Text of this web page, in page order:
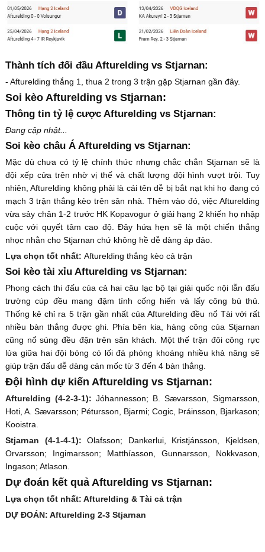
Thành tích đối đầu Afturelding vs Stjarnan:
- Afturelding thắng 1, thua 2 trong 3 trận gặp Stjarnan gần đây.
Soi kèo Afturelding vs Stjarnan:
Thông tin tỷ lệ cược Afturelding vs Stjarnan:
Đang cập nhật...
Soi kèo châu Á Afturelding vs Stjarnan:
Mặc dù chưa có tỷ lệ chính thức nhưng chắc chắn Stjarnan sẽ là
đội xếp cửa trên nhờ vị thế và chất lượng đội hình vượt trội. Tuy
nhiên, Afturelding không phải là cái tên dễ bị bắt nạt khi họ đang có
mạch 3 trận thắng kèo trên sân nhà. Thêm vào đó, việc Afturelding
vừa sảy chân 1-2 trước HK Kopavogur ở giải hạng 2 khiến họ nhập
cuộc với quyết tâm cao độ. Đây hứa hẹn sẽ là một chiến thắng
nhọc nhằn cho Stjarnan chứ không hề dễ dàng áp đảo.
Lựa chọn tốt nhất: Afturelding thắng kèo cả trận
Soi kèo tài xỉu Afturelding vs Stjarnan:
Phong cách thi đấu của cả hai câu lạc bộ tại giải quốc nội lẫn đấu
trường cúp đều mang đậm tính cống hiến và lấy công bù thủ.
Thống kê chỉ ra 5 trận gần nhất của Afturelding đều nổ Tài với rất
nhiều bàn thắng được ghi. Phía bên kia, hàng công của Stjarnan
cũng nổ súng đều đặn trên sân khách. Một thế trận đôi công rực
lửa giữa hai đội bóng có lối đá phóng khoáng nhiều khả năng sẽ
giúp trận đấu dễ dàng cán mốc từ 3 đến 4 bàn thắng.
Đội hình dự kiến Afturelding vs Stjarnan:
Afturelding (4-2-3-1): Jóhannesson; B. Sævarsson, Sigmarsson,
Hoti, A. Sævarsson; Pétursson, Bjarmi; Cogic, Þráinsson, Bjarkason;
Kooistra.
Stjarnan (4-1-4-1): Olafsson; Dankerlui, Kristjánsson, Kjeldsen,
Orvarsson; Ingimarsson; Matthíasson, Gunnarsson, Nokkvason,
Ingason; Atlason.
Dự đoán kết quả Afturelding vs Stjarnan:
Lựa chọn tốt nhất: Afturelding & Tài cả trận
DỰ ĐOÁN: Afturelding 2-3 Stjarnan